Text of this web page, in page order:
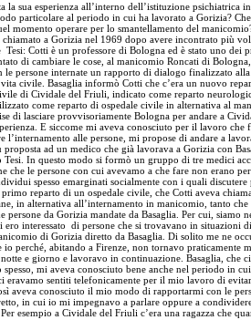
la sua esperienza all’interno dell’istituzione psichiatrica
particolare al periodo in cui ha lavorato a Gorizia? Che
momento operare per lo smantellamento del
chiamato a Gorizia nel 1969 dopo avere incontrato più
Cotti è un professore di Bologna ed è stato uno dei
di cambiare le cose, al manicomio Roncati di
le persone internate un rapporto di dialogo finalizzato
civile. Basaglia informò Cotti che c’era un nuovo
di Cividale del Friuli, indicato come reparto
come reparto di ospedale civile in alternativa al
di lasciare provvisoriamente Bologna per andare a
E siccome mi aveva conosciuto per il lavoro che
l’internamento alle persone, mi propose di andare a
proposta ad un medico che già lavorava a Gorizia con
In questo modo si formò un gruppo di tre medici
che le persone con cui avevamo a che fare non erano
spesso emarginati socialmente con i quali
primo reparto di un ospedale civile, che Cotti aveva
in alternativa all’internamento in manicomio, tanto
persone da Gorizia mandate da Basaglia. Per cui, siamo
ero interessato di persone che si trovavano in situazioni
di Gorizia diretto da Basaglia. Di solito me ne
io perché, abitando a Firenze, non tornavo praticamente
e giorno e lavoravo in continuazione. Basaglia, che
spesso, mi aveva conosciuto bene anche nel periodo in
eravamo sentiti telefonicamente per il mio lavoro di
aveva conosciuto il mio modo di rapportarmi con le
in cui io mi impegnavo a parlare oppure a
esempio a Cividale del Friuli c’era una ragazza che